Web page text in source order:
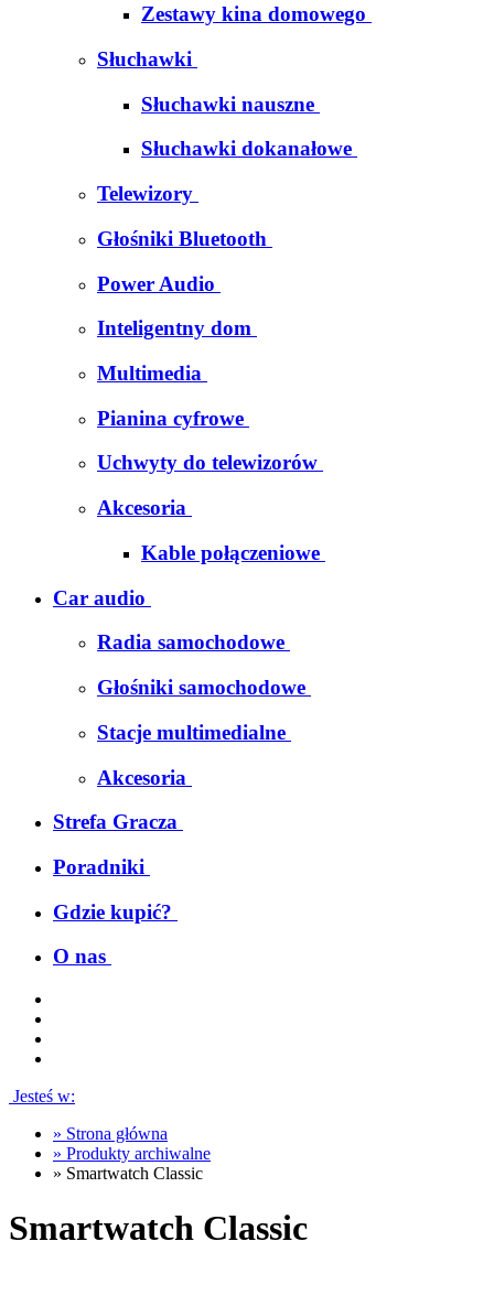
Zestawy kina domowego
Słuchawki
Słuchawki nauszne
Słuchawki dokanałowe
Telewizory
Głośniki Bluetooth
Power Audio
Inteligentny dom
Multimedia
Pianina cyfrowe
Uchwyty do telewizorów
Akcesoria
Kable połączeniowe
Car audio
Radia samochodowe
Głośniki samochodowe
Stacje multimedialne
Akcesoria
Strefa Gracza
Poradniki
Gdzie kupić?
O nas
Jesteś w:
» Strona główna
» Produkty archiwalne
» Smartwatch Classic
Smartwatch Classic